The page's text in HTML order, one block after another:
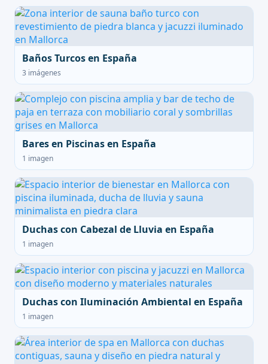
Baños Turcos en España
3 imágenes
Bares en Piscinas en España
1 imagen
Duchas con Cabezal de Lluvia en España
1 imagen
Duchas con Iluminación Ambiental en España
1 imagen